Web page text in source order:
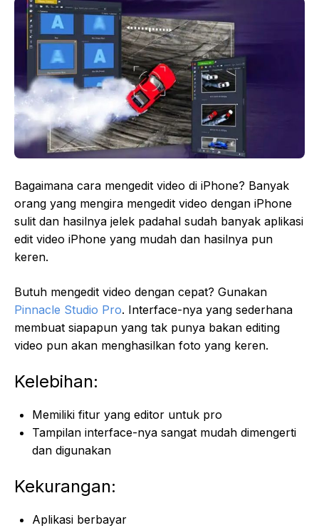
Bagaimana cara mengedit video di iPhone? Banyak
orang yang mengira mengedit video dengan iPhone
sulit dan hasilnya jelek padahal sudah banyak aplikasi
edit video iPhone yang mudah dan hasilnya pun
keren.
Butuh mengedit video dengan cepat? Gunakan
Pinnacle Studio Pro. Interface-nya yang sederhana
membuat siapapun yang tak punya bakan editing
video pun akan menghasilkan foto yang keren.
Kelebihan:
Memiliki fitur yang editor untuk pro
Tampilan interface-nya sangat mudah dimengerti
dan digunakan
Kekurangan:
Aplikasi berbayar